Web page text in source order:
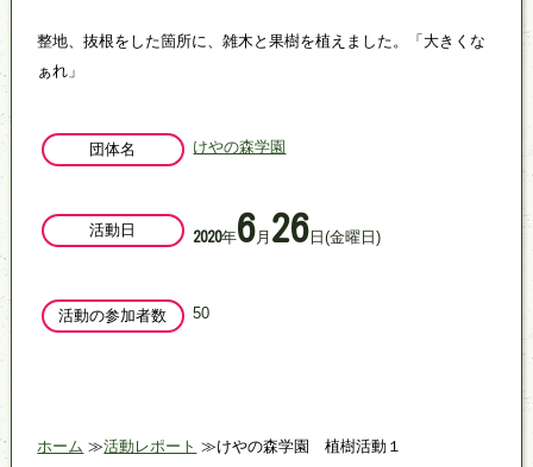
整地、抜根をした箇所に、雑木と果樹を植えました。「大きくな
ぁれ」
団体名 けやの森学園
活動日 2020年6 月 26 日(金曜日)
活動の参加者数 50
ホーム 活動レポート けやの森学園 植樹活動１